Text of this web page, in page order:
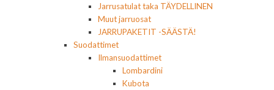
Jarrusatulat taka TÄYDELLINEN
Muut jarruosat
JARRUPAKETIT -SÄÄSTÄ!
Suodattimet
Ilmansuodattimet
Lombardini
Kubota